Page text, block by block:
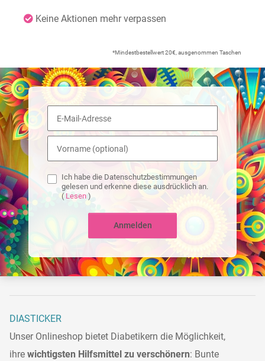
Ich habe die Datenschutzbestimmungen
gelesen und erkenne diese ausdrücklich an.
( Lesen )
Anmelden
Keine Aktionen mehr verpassen
*Mindestbestellwert 20€, ausgenommen Taschen
DIASTICKER
Unser Onlineshop bietet Diabetikern die Möglichkeit,
ihre wichtigsten Hilfsmittel zu verschönern: Bunte